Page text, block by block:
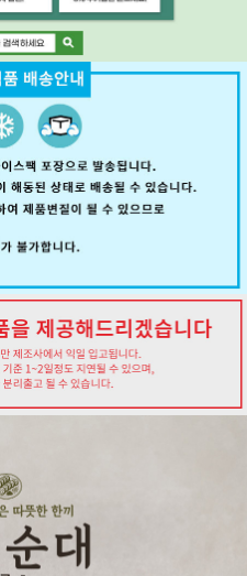
페이코 ID로 페
PAYCO 바로구